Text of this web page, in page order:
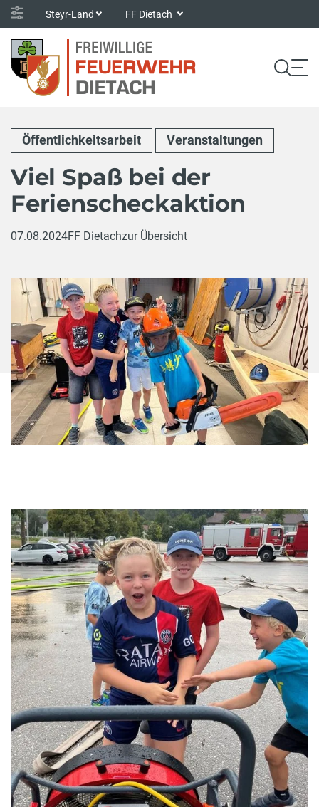
Steyr-Land FF Dietach
Öffentlichkeitsarbeit Veranstaltungen
Viel Spaß bei der
Ferienscheckaktion
07.08.2024FF Dietachzur Übersicht